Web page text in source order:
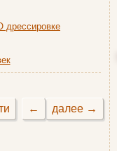
дрессировке
далее →
←